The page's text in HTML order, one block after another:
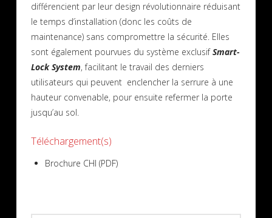
différencient par leur design révolutionnaire réduisant
le temps d’installation (donc les coûts de
maintenance) sans compromettre la sécurité. Elles
sont également pourvues du système exclusifSmart-
Lock System, facilitant le travail des derniers
utilisateurs qui peuvent enclencher la serrure à une
hauteur convenable, pour ensuite refermer la porte
jusqu’au sol.
Téléchargement(s)
Brochure CHI (PDF)